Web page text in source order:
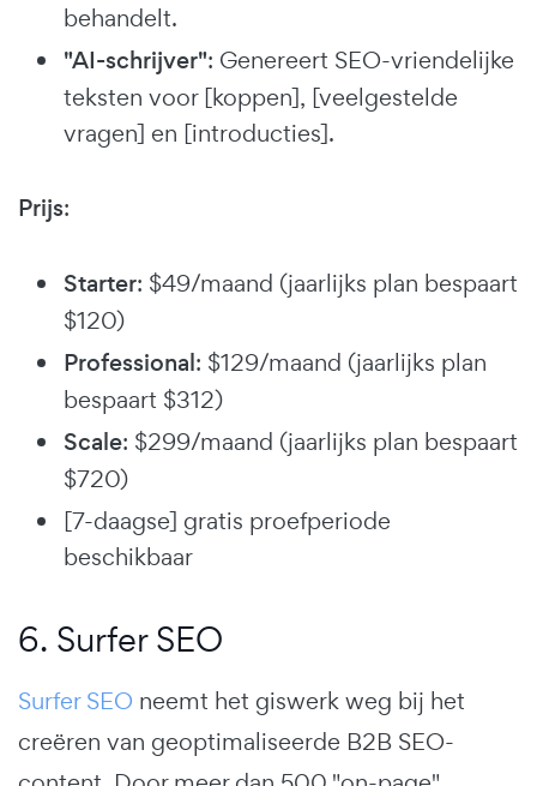
behandelt.
"AI-schrijver": Genereert SEO-vriendelijke
teksten voor [koppen], [veelgestelde
vragen] en [introducties].
Prijs:
Starter: $49/maand (jaarlijks plan bespaart
$120)
Professional: $129/maand (jaarlijks plan
bespaart $312)
Scale: $299/maand (jaarlijks plan bespaart
$720)
[7-daagse] gratis proefperiode
beschikbaar
6. Surfer SEO
Surfer SEO neemt het giswerk weg bij het
creëren van geoptimaliseerde B2B SEO-